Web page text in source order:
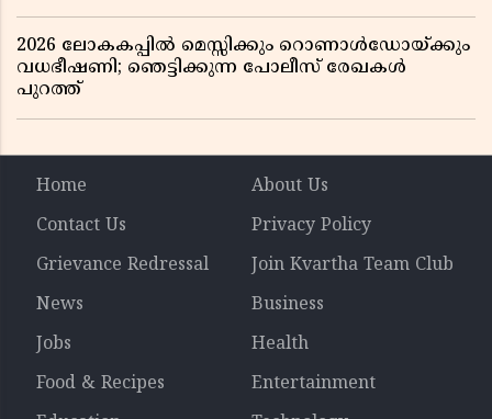
2026 ലോകകപ്പിൽ മെസ്സിക്കും റൊണാൾഡോയ്ക്കും
വധഭീഷണി; ഞെട്ടിക്കുന്ന പോലീസ് രേഖകൾ
പുറത്ത്
Home
About Us
Contact Us
Privacy Policy
Grievance Redressal
Join Kvartha Team Club
News
Business
Jobs
Health
Food & Recipes
Entertainment